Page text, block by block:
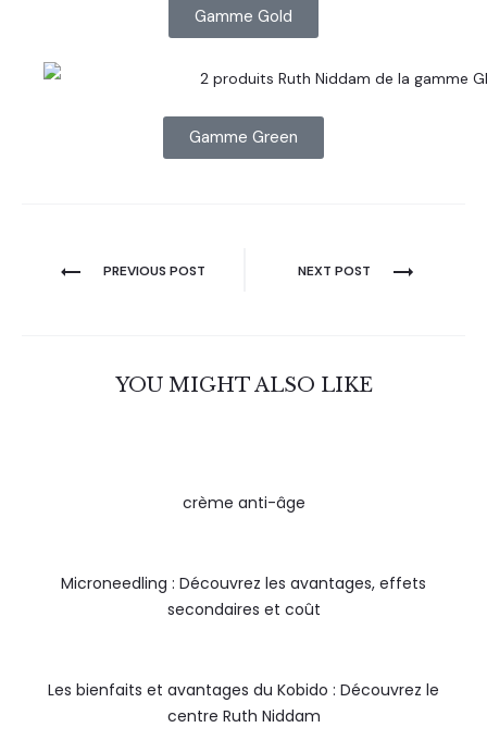
Gamme Gold
Gamme Green
PREVIOUS POST NEXT POST
YOU MIGHT ALSO LIKE
crème anti-âge
Microneedling : Découvrez les avantages, effets
secondaires et coût
Les bienfaits et avantages du Kobido : Découvrez le
centre Ruth Niddam